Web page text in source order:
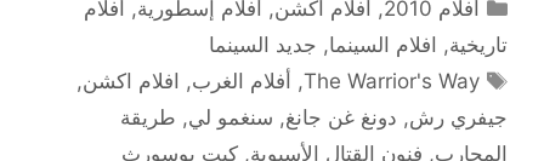
أفلام 2010 , أفلام أكشن, أفلام إسطورية, أفلام
تاريخية, افلام السينما, جديد السينما
الوسوم
The Warrior's Way
, أفلام الغرب, افلام اكشن,
جيفري رش, دونغ غن جانغ, سنغمو لي, طريقة
المحارب, فنون القتال الأسيوية, كيت بوسورث